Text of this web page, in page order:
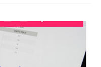
개하고자 합니다.
스에만 국한된 것
토데스크 등 대부분